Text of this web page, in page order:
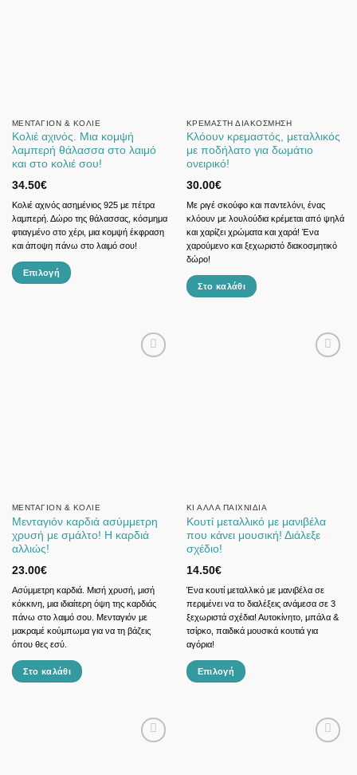
ΜΕΝΤΑΓΙΌΝ & ΚΟΛΙΈ
Κολιέ αχινός. Μια κομψή
λαμπερή θάλασσα στο λαιμό
και στο κολιέ σου!
34.50€
Κολιέ αχινός ασημένιος 925 με πέτρα
λαμπερή. Δώρο της θάλασσας, κόσμημα
φτιαγμένο στο χέρι, μια κομψή έκφραση
και άποψη πάνω στο λαιμό σου!
Επιλογή
του
προϊόντος
ΚΡΕΜΑΣΤΉ ΔΙΑΚΌΣΜΗΣΗ
Κλόουν κρεμαστός, μεταλλικός
με ποδήλατο για δωμάτιο
ονειρικό!
30.00€
Με ριγέ σκούφο και παντελόνι, ένας
κλόουν με λουλούδια κρέμεται από ψηλά
και χαρίζει χρώματα και χαρά! Ένα
χαρούμενο και ξεχωριστό διακοσμητικό
δώρο!
Στο καλάθι
ΜΕΝΤΑΓΙΌΝ & ΚΟΛΙΈ
Μενταγιόν καρδιά ασύμμετρη
χρυσή με σμάλτο! Η καρδιά
αλλιώς!
23.00€
Ασύμμετρη καρδιά. Μισή χρυσή, μισή
κόκκινη, μια ιδιαίτερη όψη της καρδιάς
πάνω στο λαιμό σου. Μενταγιόν με
μακραμέ κούμπωμα για να τη βάζεις
όπου θες εσύ.
Στο καλάθι
ΚΙ ΆΛΛΑ ΠΑΙΧΝΊΔΙΑ
Κουτί μεταλλικό με μανιβέλα
που κάνει μουσική! Διάλεξε
σχέδιο!
14.50€
Ένα κουτί μεταλλικό με μανιβέλα σε
περιμένει να το διαλέξεις ανάμεσα σε 3
ξεχωριστά σχέδια! Αυτοκίνητο, μπάλα &
τσίρκο, παιδικά μουσικά κουτιά για
αγόρια!
Επιλογή